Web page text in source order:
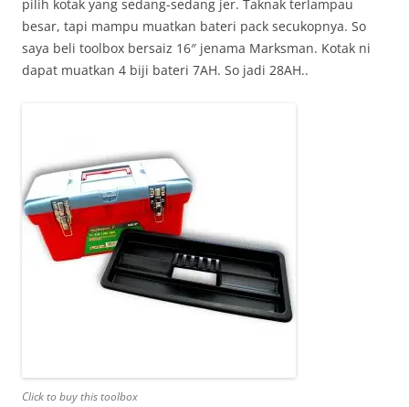
pilih kotak yang sedang-sedang jer. Taknak terlampau
besar, tapi mampu muatkan bateri pack secukopnya. So
saya beli toolbox bersaiz 16″ jenama Marksman. Kotak ni
dapat muatkan 4 biji bateri 7AH. So jadi 28AH..
Click to buy this toolbox